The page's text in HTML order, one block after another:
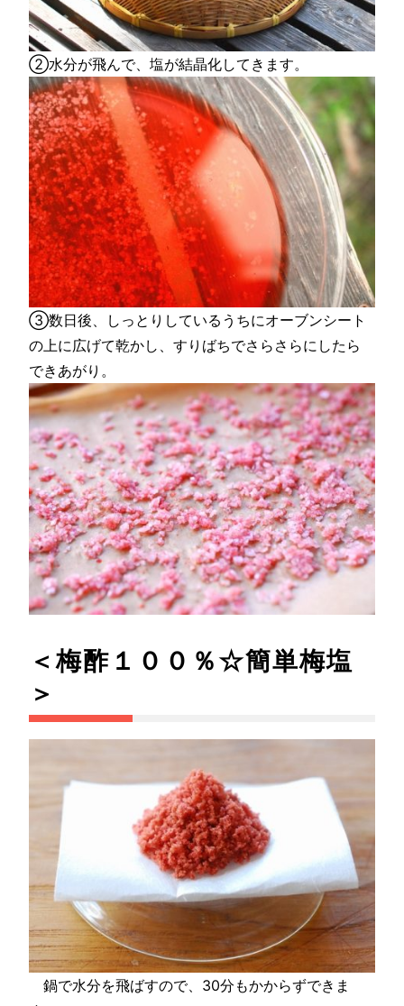
②水分が飛んで、塩が結晶化してきます。
③数日後、しっとりしているうちにオーブンシート
の上に広げて乾かし、すりばちでさらさらにしたら
できあがり。
＜梅酢１００％☆簡単梅塩
＞
鍋で水分を飛ばすので、30分もかからずできま